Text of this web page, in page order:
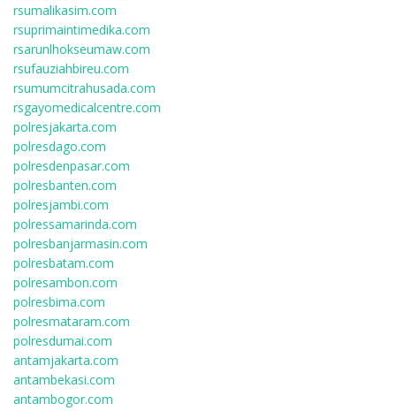
rsumalikasim.com
rsuprimaintimedika.com
rsarunlhokseumaw.com
rsufauziahbireu.com
rsumumcitrahusada.com
rsgayomedicalcentre.com
polresjakarta.com
polresdago.com
polresdenpasar.com
polresbanten.com
polresjambi.com
polressamarinda.com
polresbanjarmasin.com
polresbatam.com
polresambon.com
polresbima.com
polresmataram.com
polresdumai.com
antamjakarta.com
antambekasi.com
antambogor.com